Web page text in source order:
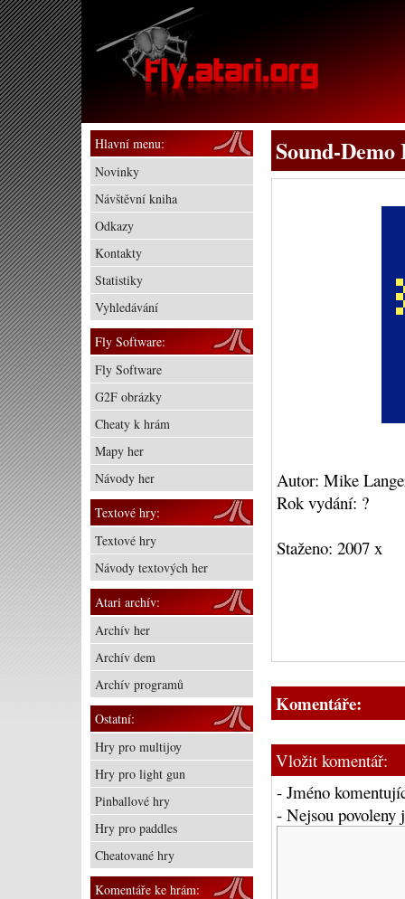
Sound-
Autor: Mike
Rok vydání: ?
Staženo: 2007 x
Komentáře:
Vložit komentář:
- Jméno
- Nejsou
Hlavní menu:
Novinky
Návštěvní kniha
Odkazy
Kontakty
Statistiky
Vyhledávání
Fly Software:
Fly Software
G2F obrázky
Cheaty k hrám
Mapy her
Návody her
Textové hry:
Textové hry
Návody textových her
Atari archív:
Archív her
Archív dem
Archív programů
Ostatní:
Hry pro multijoy
Hry pro light gun
Pinballové hry
Hry pro paddles
Cheatované hry
Komentáře ke hrám: